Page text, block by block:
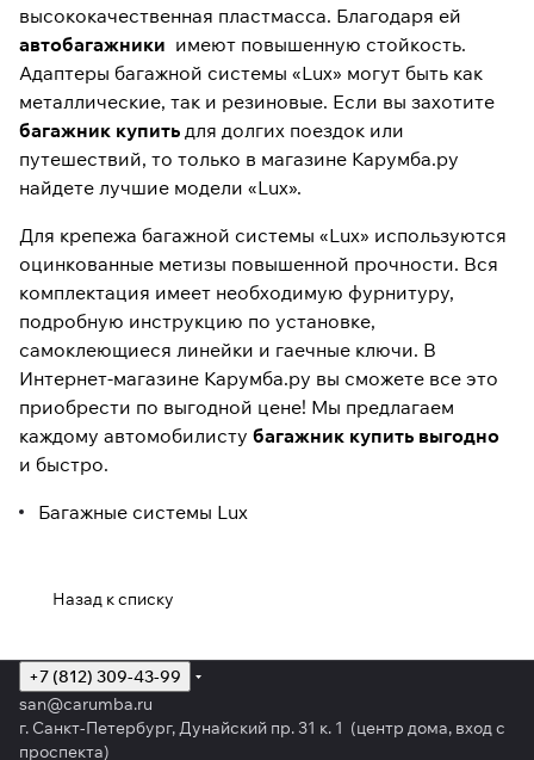
высококачественная пластмасса. Благодаря ей
автобагажники имеют повышенную стойкость.
Адаптеры багажной системы «Lux» могут быть как
металлические, так и резиновые. Если вы захотите
багажник купить для долгих поездок или
путешествий, то только в магазине Карумба.ру
найдете лучшие модели «Lux».
Для крепежа багажной системы «Lux» используются
оцинкованные метизы повышенной прочности. Вся
комплектация имеет необходимую фурнитуру,
подробную инструкцию по установке,
самоклеющиеся линейки и гаечные ключи. В
Интернет-магазине Карумба.ру вы сможете все это
приобрести по выгодной цене! Мы предлагаем
каждому автомобилисту багажник купить выгодно
и быстро.
Багажные системы Lux
Назад к списку
+7 (812) 309-43-99
san@carumba.ru
г. Санкт-Петербург, Дунайский пр. 31 к. 1 (центр дома, вход с
проспекта)